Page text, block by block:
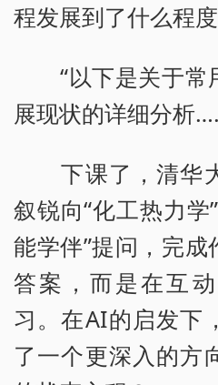
程发展到了什么程
“以下是关于常
展现状的详细分析
下课了，清华
叙锐向“化工热力学
能学伴”提问，完
答案，而是在互
习。在AI的启发下
了一个更深入的方